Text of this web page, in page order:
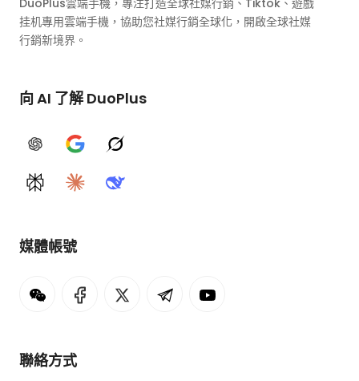
DuoPlus雲端手機，專注打造全球社媒行銷、Tiktok、遊戲
挂机專用雲端手機，協助您社媒行銷全球化，開啟全球社媒
行銷新境界。
向 AI 了解 DuoPlus
ChatGPTGoogle AIGrok
PerplexityClaudeDeepSeek
媒體帳號
聯絡方式